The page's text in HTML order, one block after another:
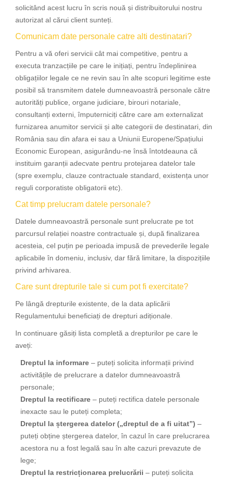
solicitând acest lucru în scris nouă și distribuitorului nostru
autorizat al cărui client sunteți.
Comunicam date personale catre alti destinatari?
Pentru a vă oferi servicii cât mai competitive, pentru a
executa tranzacțiile pe care le inițiați, pentru îndeplinirea
obligațiilor legale ce ne revin sau în alte scopuri legitime este
posibil să transmitem datele dumneavoastră personale către
autorități publice, organe judiciare, birouri notariale,
consultanți externi, împuterniciți către care am externalizat
furnizarea anumitor servicii și alte categorii de destinatari, din
România sau din afara ei sau a Uniunii Europene/Spațiului
Economic European, asigurându-ne însă întotdeauna că
instituim garanții adecvate pentru protejarea datelor tale
(spre exemplu, clauze contractuale standard, existența unor
reguli corporatiste obligatorii etc).
Cat timp prelucram datele personale?
Datele dumneavoastră personale sunt prelucrate pe tot
parcursul relației noastre contractuale și, după finalizarea
acesteia, cel puțin pe perioada impusă de prevederile legale
aplicabile în domeniu, inclusiv, dar fără limitare, la dispozițiile
privind arhivarea.
Care sunt drepturile tale si cum pot fi exercitate?
Pe lângă drepturile existente, de la data aplicării
Regulamentului beneficiați de drepturi adiționale.
In continuare găsiți lista completă a drepturilor pe care le
aveți:
Dreptul la informare – puteți solicita informații privind
activitățile de prelucrare a datelor dumneavoastră
personale;
Dreptul la rectificare – puteți rectifica datele personale
inexacte sau le puteți completa;
Dreptul la ștergerea datelor („dreptul de a fi uitat”) –
puteți obține ștergerea datelor, în cazul în care prelucrarea
acestora nu a fost legală sau în alte cazuri prevazute de
lege;
Dreptul la restricționarea prelucrării – puteți solicita